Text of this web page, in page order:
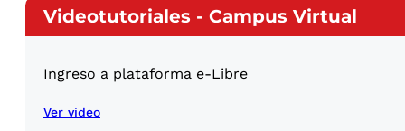
Videotutoriales - Campus Virtual
Ingreso a plataforma e-Libre
Ver video